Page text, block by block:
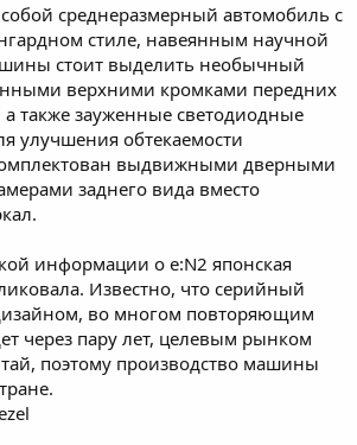
собой среднеразмерный автомобиль с
стиле, навеянным научной
стоит выделить необычный
верхними кромками передних
также зауженные светодиодные
улучшения обтекаемости
выдвижными дверными
заднего вида вместо
информации о e:N2 японская
Известно, что серийный
во многом повторяющим
через пару лет, целевым рынком
поэтому производство машины